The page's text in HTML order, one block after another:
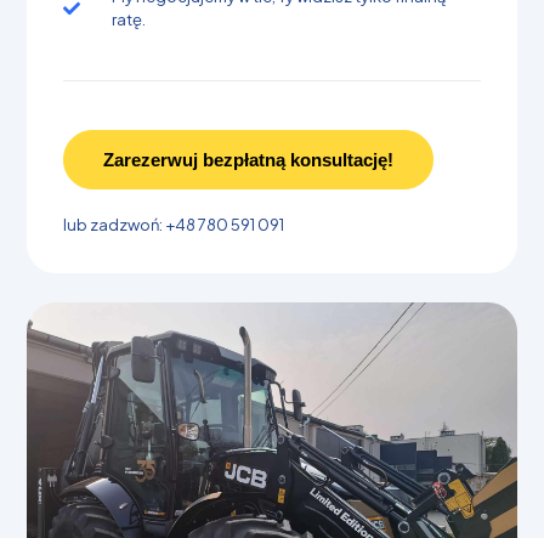
ratę.
Zarezerwuj bezpłatną konsultację!
lub zadzwoń: +48 780 591 091